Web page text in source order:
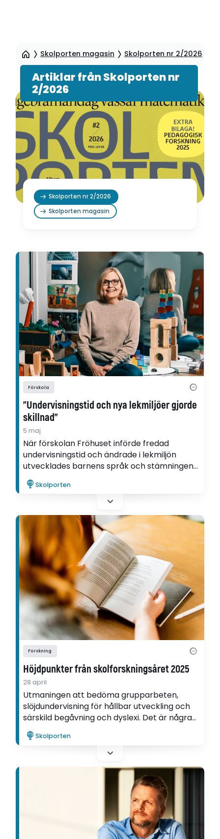
sidinnehåll
Skolporten magasin Skolporten nr 2/2026
Artiklar från Skolporten nr
2/2026
Skolporten nr 2/2026
Skolporten magasin
Förskola
”Undervisningstid och nya lekmiljöer gjorde
skillnad”
5 maj
När förskolan Fröhuset införde fredad
undervisningstid och ändrade i lekmiljön
utvecklades barnens språk och stämningen
blev lugnare. Förskolläraren Carita
Söderberg överraskades över skillnaden.
Skolporten
Forskning
Höjdpunkter från skolforskningsåret 2025
28 april
Utmaningen att bedöma grupparbeten,
slöjdundervisning för hållbar utveckling och
särskild begåvning och dyslexi. Det är några
forskningsämnen som väckte extra mycket
intresse hos Lärarpanelen under år 2025.
Skolporten